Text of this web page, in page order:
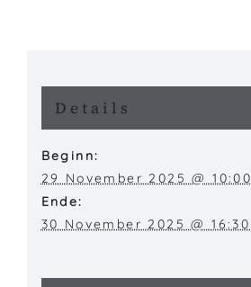
Details
Beginn:
29 November 2025 @ 10:00
Ende:
30 November 2025 @ 16:30